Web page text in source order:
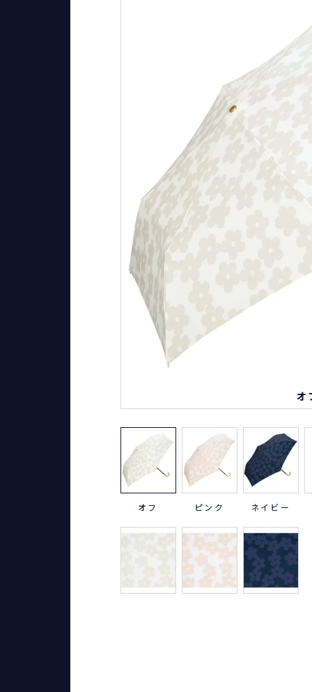
オ
オフ ピンク ネイビー